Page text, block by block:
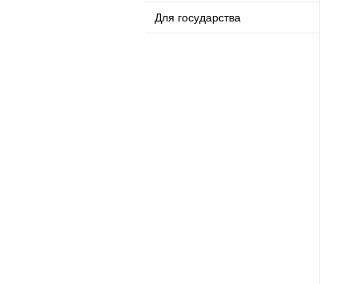
Для государства